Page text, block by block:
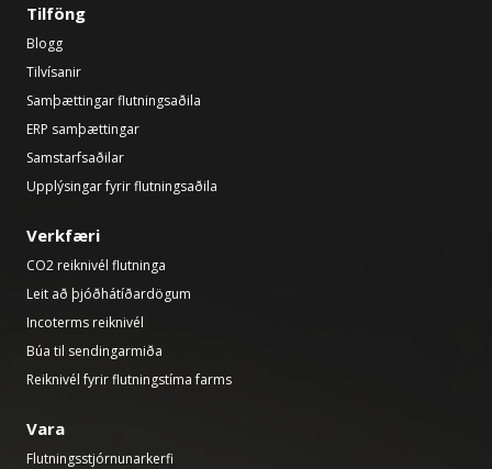
Tilföng
Blogg
Tilvísanir
Samþættingar flutningsaðila
ERP samþættingar
Samstarfsaðilar
Upplýsingar fyrir flutningsaðila
Verkfæri
CO2 reiknivél flutninga
Leit að þjóðhátíðardögum
Incoterms reiknivél
Búa til sendingarmiða
Reiknivél fyrir flutningstíma farms
Vara
Flutningsstjórnunarkerfi